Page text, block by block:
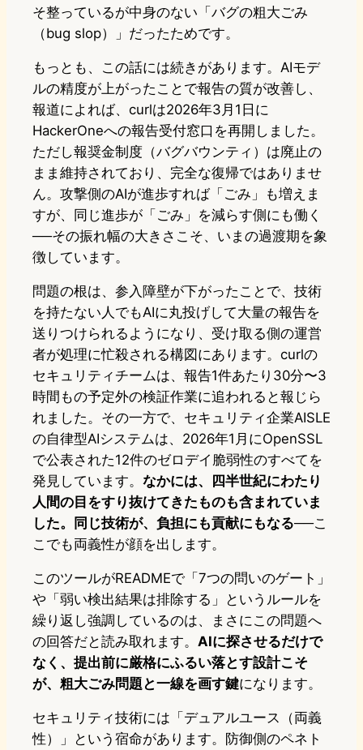
そ整っているが中身のない「バグの粗大ごみ
（bug slop）」だったためです。
もっとも、この話には続きがあります。AIモデ
ルの精度が上がったことで報告の質が改善し、
報道によれば、curlは2026年3月1日に
HackerOneへの報告受付窓口を再開しました。
ただし報奨金制度（バグバウンティ）は廃止の
まま維持されており、完全な復帰ではありませ
ん。攻撃側のAIが進歩すれば「ごみ」も増えま
すが、同じ進歩が「ごみ」を減らす側にも働く
──その振れ幅の大きさこそ、いまの過渡期を象
徴しています。
問題の根は、参入障壁が下がったことで、技術
を持たない人でもAIに丸投げして大量の報告を
送りつけられるようになり、受け取る側の運営
者が処理に忙殺される構図にあります。curlの
セキュリティチームは、報告1件あたり30分〜3
時間もの予定外の検証作業に追われると報じら
れました。その一方で、セキュリティ企業AISLE
の自律型AIシステムは、2026年1月にOpenSSL
で公表された12件のゼロデイ脆弱性のすべてを
発見しています。 なかには、四半世紀にわたり
人間の目をすり抜けてきたものも含まれていま
した。同じ技術が、負担にも貢献にもなる──こ
こでも両義性が顔を出します。
このツールがREADMEで「7つの問いのゲート」
や「弱い検出結果は排除する」というルールを
繰り返し強調しているのは、まさにこの問題へ
の回答だと読み取れます。 AIに探させるだけで
なく、提出前に厳格にふるい落とす設計こそ
が、粗大ごみ問題と一線を画す鍵になります。
セキュリティ技術には「デュアルユース（両義
性）」という宿命があります。防御側のペネト